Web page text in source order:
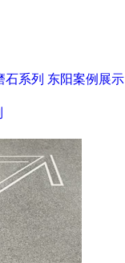
石系列 东阳案例展示